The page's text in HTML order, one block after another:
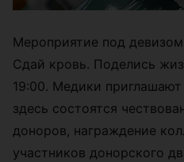
Мероприятие под
Сдай кровь. Поделись
19:00. Медики
здесь состоятся
доноров, награждение
участников донорского